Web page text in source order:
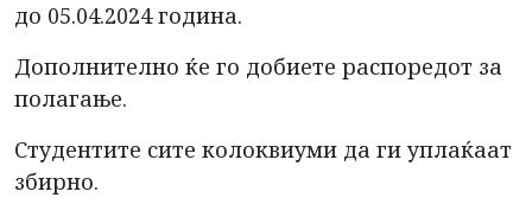
до 05.04.2024 година.
Дополнително ќе го добиете распоредот за
полагање.
Студентите сите колоквиуми да ги уплаќаат
збирно.